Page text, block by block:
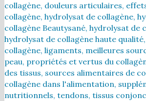
collagène, douleurs articulaires,
collagène, hydrolysat de collagène,
collagène Beautysané, hydrolysat de
hydrolysat de collagène haute qualité,
collagène, ligaments, meilleures
peau, propriétés et vertus du
des tissus, sources alimentaires de
collagène dans l'alimentation,
nutritionnels, tendons, tissus